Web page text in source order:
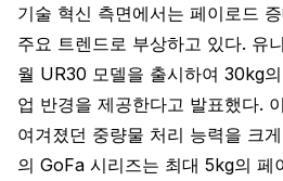
기술 혁신 측면에서는 페이로드
주요 트렌드로 부상하고 있다. 유
월 UR30 모델을 출시하여 30kg
업 반경을 제공한다고 발표했다.
여겨졌던 중량물 처리 능력을 크
의 GoFa 시리즈는 최대 5kg의 페